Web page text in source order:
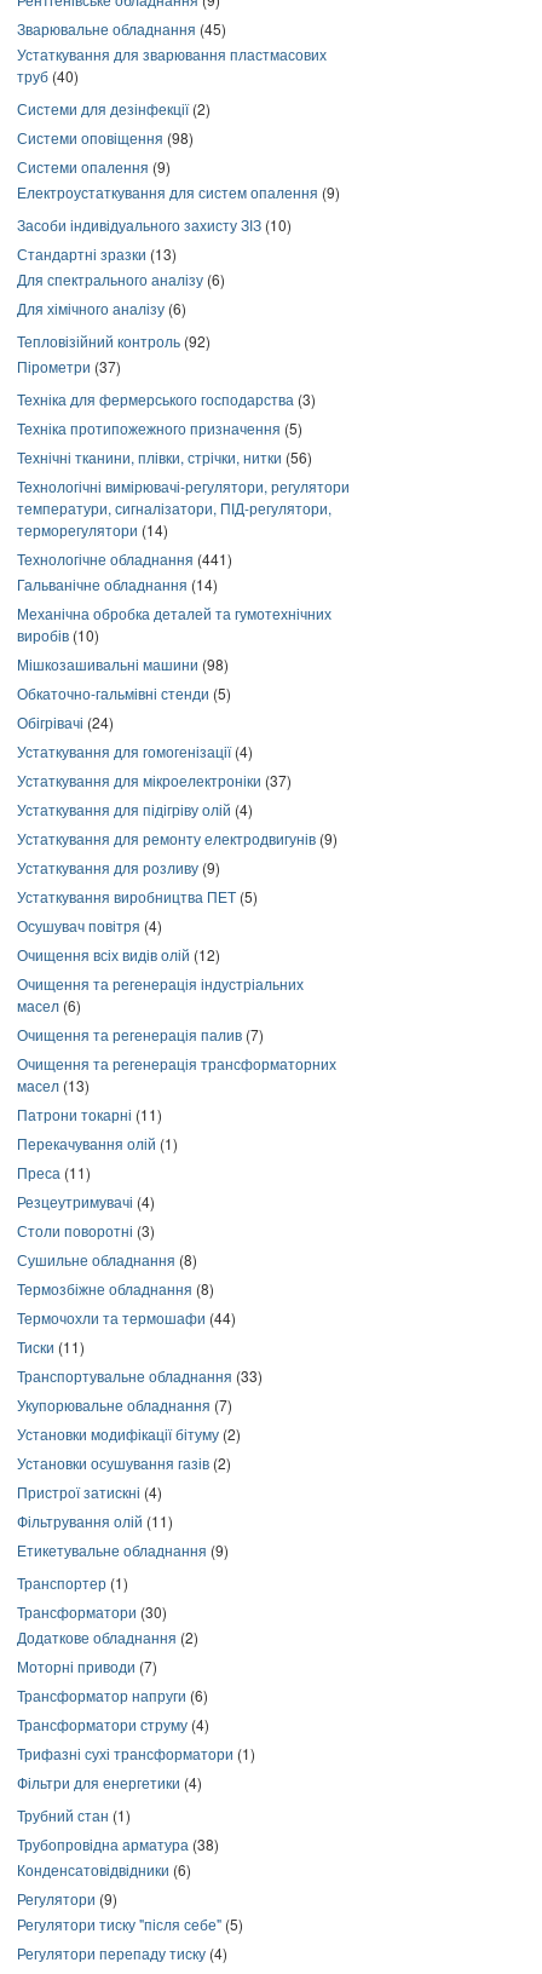
Зварювальне обладнання (45)
Устаткування для зварювання пластмасових
труб (40)
Системи для дезінфекції(2)
Системи оповіщення (98)
Системи опалення (9)
Електроустаткування для систем опалення (9)
Засоби індивідуального захисту ЗІЗ (10)
Стандартні зразки (13)
Для спектрального аналізу (6)
Для хімічного аналізу (6)
Тепловізійний контроль (92)
Пірометри (37)
Техніка для фермерського господарства (3)
Техніка протипожежного призначення (5)
Технічні тканини, плівки, стрічки, нитки (56)
Технологічні вимірювачі-регулятори, регулятори
температури, сигналізатори, ПІД-регулятори,
терморегулятори (14)
Технологічне обладнання (441)
Гальванічне обладнання (14)
Механічна обробка деталей та гумотехнічних
виробів (10)
Мішкозашивальні машини (98)
Обкаточно-гальмівні стенди (5)
Обігрівачі (24)
Устаткування для гомогенізації(4)
Устаткування для мікроелектроніки (37)
Устаткування для підігріву олій (4)
Устаткування для ремонту електродвигунів (9)
Устаткування для розливу (9)
Устаткування виробництва ПЕТ (5)
Осушувач повітря (4)
Очищення всіх видів олій (12)
Очищення та регенерація індустріальних
масел (6)
Очищення та регенерація палив (7)
Очищення та регенерація трансформаторних
масел (13)
Патрони токарні (11)
Перекачування олій (1)
Преса (11)
Резцеутримувачі (4)
Столи поворотні (3)
Сушильне обладнання (8)
Термозбіжне обладнання (8)
Термочохли та термошафи (44)
Тиски (11)
Транспортувальне обладнання (33)
Укупорювальне обладнання (7)
Установки модифікації бітуму (2)
Установки осушування газів (2)
Пристрої затискні (4)
Фільтрування олій (11)
Етикетувальне обладнання (9)
Транспортер (1)
Трансформатори (30)
Додаткове обладнання (2)
Моторні приводи (7)
Трансформатор напруги (6)
Трансформатори струму (4)
Трифазні сухі трансформатори (1)
Фільтри для енергетики (4)
Трубний стан (1)
Трубопровідна арматура (38)
Конденсатовідвідники (6)
Регулятори (9)
Регулятори тиску "після себе" (5)
Регулятори перепаду тиску (4)